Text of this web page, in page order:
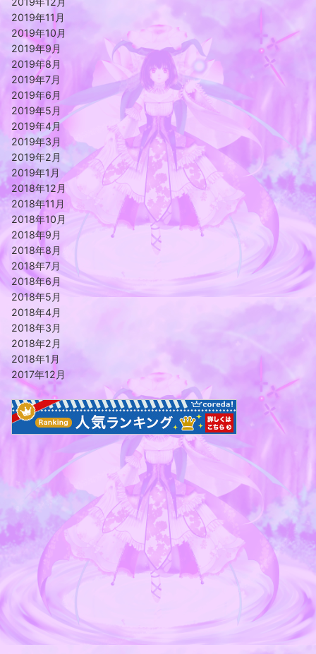
2019年11月
2019年10月
2019年9月
2019年8月
2019年7月
2019年6月
2019年5月
2019年4月
2019年3月
2019年2月
2019年1月
2018年12月
2018年11月
2018年10月
2018年9月
2018年8月
2018年7月
2018年6月
2018年5月
2018年4月
2018年3月
2018年2月
2018年1月
2017年12月